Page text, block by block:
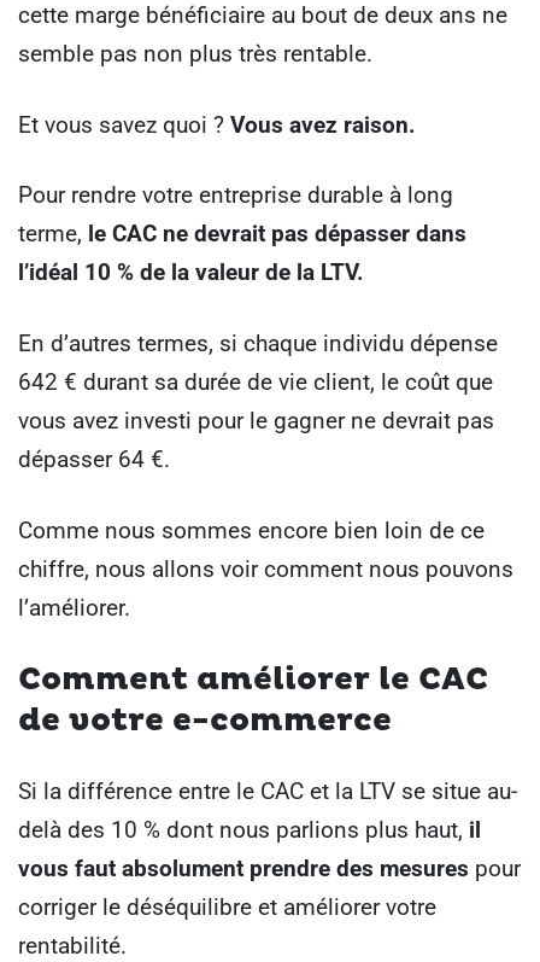
cette marge bénéficiaire au bout de deux ans ne
semble pas non plus très rentable.
Et vous savez quoi ? Vous avez raison.
Pour rendre votre entreprise durable à long
terme, le CAC ne devrait pas dépasser dans
l’idéal 10 % de la valeur de la LTV.
En d’autres termes, si chaque individu dépense
642 € durant sa durée de vie client, le coût que
vous avez investi pour le gagner ne devrait pas
dépasser 64 €.
Comme nous sommes encore bien loin de ce
chiffre, nous allons voir comment nous pouvons
l’améliorer.
Comment améliorer le CAC
de votre e-commerce
Si la différence entre le CAC et la LTV se situe au-
delà des 10 % dont nous parlions plus haut, il
vous faut absolument prendre des mesures pour
corriger le déséquilibre et améliorer votre
rentabilité.